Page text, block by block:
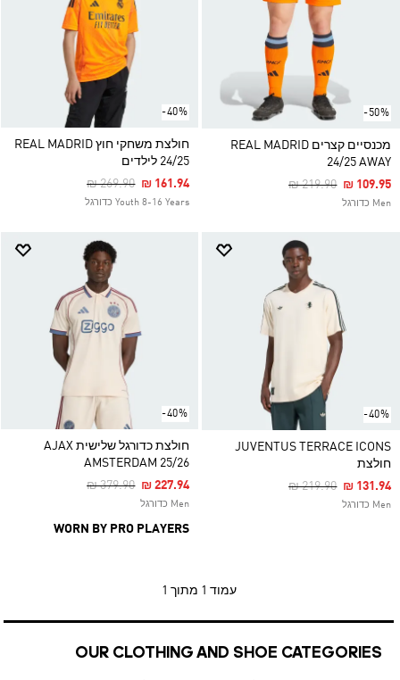
-50%
מכנסיים קצרים REAL MADRID
24/25 AWAY
Price Reduced From
₪ 219.90To₪ 109.95
Men כדורגל
-40%
חולצת משחקי חוץ REAL MADRID
24/25 לילדים
Price Reduced From
₪ 269.90To₪ 161.94
Youth 8-16 Years כדורגל
-40%
JUVENTUS TERRACE ICONS
חולצת
Price Reduced From
₪ 219.90To₪ 131.94
Men כדורגל
-40%
חולצת כדורגל שלישית AJAX
AMSTERDAM 25/26
Price Reduced From
₪ 379.90To₪ 227.94
Men כדורגל
WORN BY PRO PLAYERS
עמוד 1 מתוך 1
OUR CLOTHING AND SHOE CATEGORIES